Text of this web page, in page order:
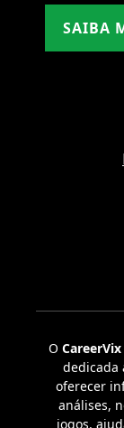
SAIBA
O CareerVix
dedicada
oferecer
análises,
jogos,